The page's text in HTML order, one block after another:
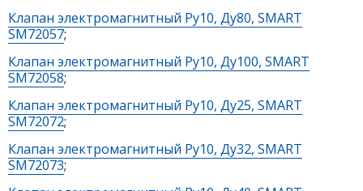
Клапан электромагнитный Ру10, Ду80, SMART
SM72057;
Клапан электромагнитный Ру10, Ду100, SMART
SM72058;
Клапан электромагнитный Ру10, Ду25, SMART
SM72072;
Клапан электромагнитный Ру10, Ду32, SMART
SM72073;